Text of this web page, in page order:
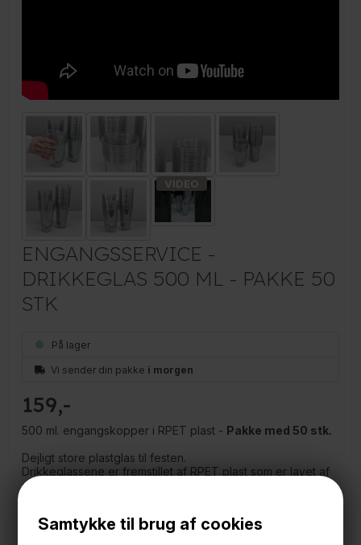
Samtykke til brug af cookies
ENGANGSSERVICE -
DRIKKEGLAS 500 ML - PAKKE 50
STK
På lager
Vi sender din pakke i morgen
159
500 ml. engangskopper i RPET plast - Pakke med 50 stk.
Dejligt store plastglas til festen.
Drikkeglassene er fremstillet af RPET plast som er lavet af
genbrugte plastflasker.
havefesten, bryllupsfesten, konfirmationen, barnedåben